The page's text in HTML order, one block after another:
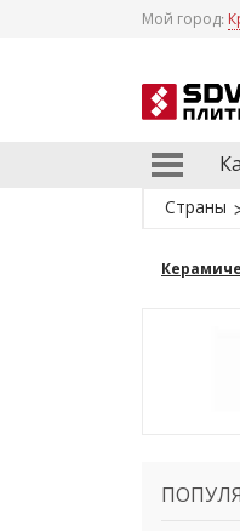
Мой город:
Страны